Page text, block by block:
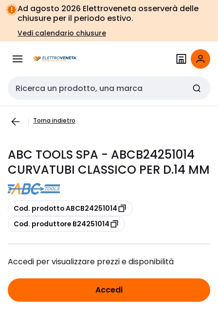
Vai alla
navigazione
Vai
alla
pagina
Ad agosto 2026 Elettroveneta osserverà delle
chiusure per il periodo estivo.
Vedi calendario chiusure
Cerca input
Torna indietro
ABC TOOLS SPA - ABCB24251014
CURVATUBI CLASSICO PER D.14 MM
copia
Cod. prodotto ABCB24251014
copia
Cod. produttore B24251014
Accedi per visualizzare prezzi e disponibilità
Accedi